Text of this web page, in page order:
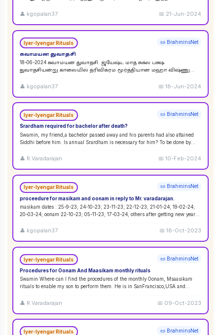
👤 kgopalan37 📅 21-Jun-2024
Iyer-Iyengar Rituals 📜 BrahminsNet
கவாமயன துவாதசி
18-06-2024 கவாமயன துவாதசி. ஜ்யேஷ்ட மாத சுக்ல பக்ஷ
துவாதசியன்று காலையில் த்ரிவிக்ரம மூர்த்தியான மஹா விஷ்ணு
👤 kgopalan37 📅18-Jun-2024
Iyer-Iyengar Rituals 📜 BrahminsNet
Srardham required for bachelor after death?
Swamin, my friend,a bachelor passed away and his parents had also attained
Siddhi before him. Is annual Srardham is necessary for him? To be done by
👤 R.Varadarajan 📅10-Feb-2024
Iyer-Iyengar Rituals 📜 BrahminsNet
proceedure for masikam and oonam in reply to Mr. varadarajan.
masikam dates : 25-9-23; 24-10-23; 23-11-23; 22-12-23; 21-01-24; 19-02-24;
20-03-24; oonam 22-10-23; 05-11-23; 17-03-24; others after getting new year...
👤 kgopalan37 📅18-Oct-2023
Iyer-Iyengar Rituals 📜 BrahminsNet
Procedures for Oonam And Maasikam monthly rituals
Swamin Where can I find the procedures of the monthly Oonam, Msaasikam
rituals to enable my son to perform them. He is in SanFrancisco,USA and
👤 R.Varadarajan 📅 09-Oct-2023
Iyer-Iyengar Rituals 📜 BrahminsNet